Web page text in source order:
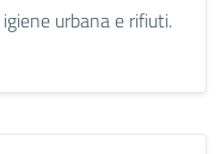
urbana e rifiuti.